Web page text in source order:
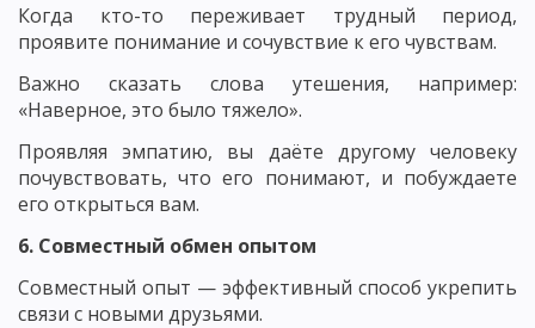
Когда кто-то переживает трудный период,
проявите понимание и сочувствие к его чувствам.
Важно сказать слова утешения, например:
«Наверное, это было тяжело».
Проявляя эмпатию, вы даёте другому человеку
почувствовать, что его понимают, и побуждаете
его открыться вам.
6. Совместный обмен опытом
Совместный опыт — эффективный способ укрепить
связи с новыми друзьями.